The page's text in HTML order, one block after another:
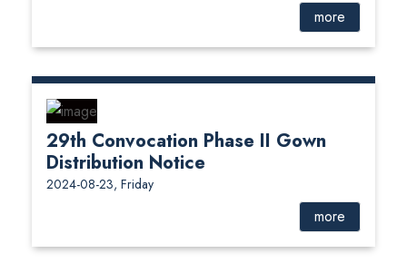
more
29th Convocation Phase II Gown
Distribution Notice
2024-08-23, Friday
more